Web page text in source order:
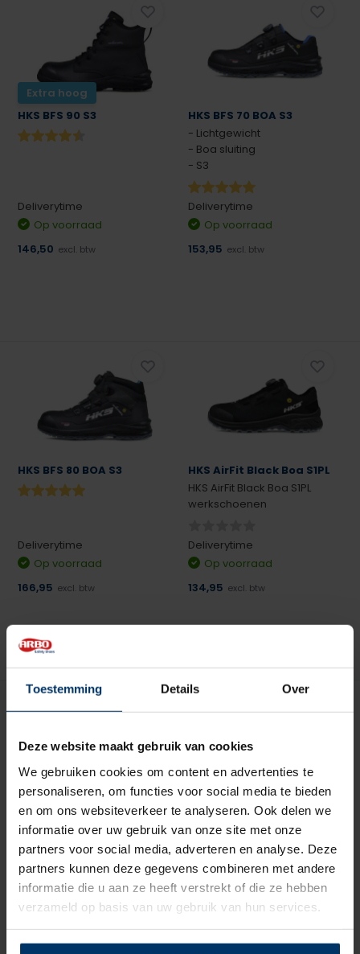
Toestemming Details Over
Deze website maakt gebruik van cookies
We gebruiken cookies om content en advertenties te
personaliseren, om functies voor social media te bieden
en om ons websiteverkeer te analyseren. Ook delen we
informatie over uw gebruik van onze site met onze
partners voor social media, adverteren en analyse. Deze
partners kunnen deze gegevens combineren met andere
informatie die u aan ze heeft verstrekt of die ze hebben
verzameld op basis van uw gebruik van hun services.
Extra hoog
HKS BFS 90 S3
Deliverytime
Op voorraad
146,50 excl. btw
HKS BFS 70 BOA S3
- Lichtgewicht
- Boa sluiting
- S3
Deliverytime
Op voorraad
153,95 excl. btw
HKS BFS 80 BOA S3
Deliverytime
Op voorraad
166,95 excl. btw
HKS AirFit Black Boa S1PL
HKS AirFit Black Boa S1PL
werkschoenen
Deliverytime
Op voorraad
134,95 excl. btw
HKS CPO 10 S3
Deliverytime
Op voorraad
128,50 excl. btw
Sixton Peak Cima S3
Deliverytime
Op voorraad
112,50 excl. btw